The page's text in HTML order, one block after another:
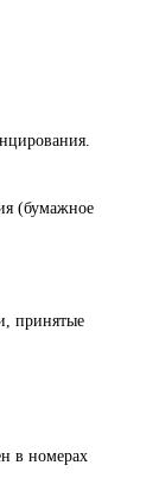
(бумажное
принятые
в номерах